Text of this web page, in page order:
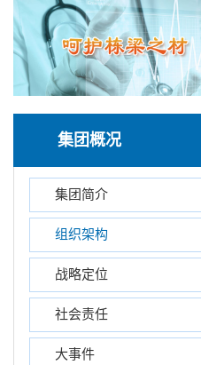
集团概况
集团简介
组织架构
战略定位
社会责任
大事件